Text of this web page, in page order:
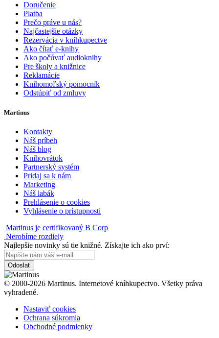
Doručenie
Platba
Prečo práve u nás?
Najčastejšie otázky
Rezervácia v kníhkupectve
Ako čítať e-knihy
Ako počúvať audioknihy
Pre školy a knižnice
Reklamácie
Knihomoľský pomocník
Odstúpiť od zmluvy
Martinus
Kontakty
Náš príbeh
Náš blog
Knihovrátok
Partnerský systém
Pridaj sa k nám
Marketing
Náš labák
Prehlásenie o cookies
Vyhlásenie o prístupnosti
Martinus je certifikovaný B Corp
Nerobíme rozdiely
Najlepšie novinky sú tie knižné. Získajte ich ako prví:
Odoslať
© 2000-2026 Martinus. Internetové kníhkupectvo. Všetky práva
vyhradené.
Nastaviť cookies
Ochrana súkromia
Obchodné podmienky